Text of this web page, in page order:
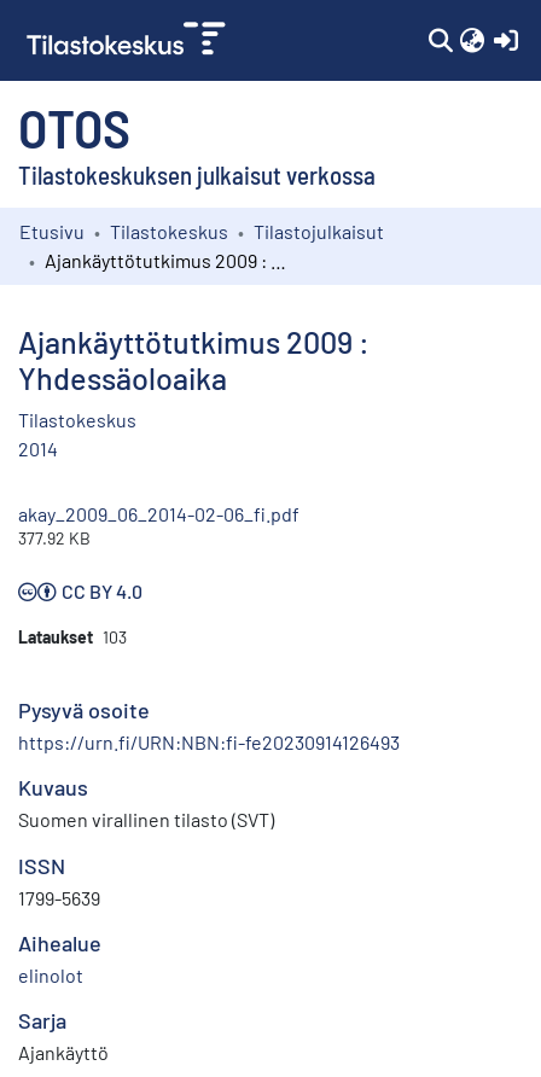
OTOS
Tilastokeskuksen julkaisut verkossa
Kokoelmat
Etusivu Tilastokeskus
Tilastojulkaisut
Ajankäyttötutkimus 2009 :
Yhdessäoloaika
Tilastokeskus
2014
akay_2009_06_2014-02-06_fi.pdf
377.92 KB
CC BY 4.0
Lataukset 103
Pysyvä osoite
https://urn.fi/URN:NBN:fi-fe20230914126493
Kuvaus
Suomen virallinen tilasto (SVT)
ISSN
1799-5639
Aihealue
elinolot
Sarja
Ajankäyttö